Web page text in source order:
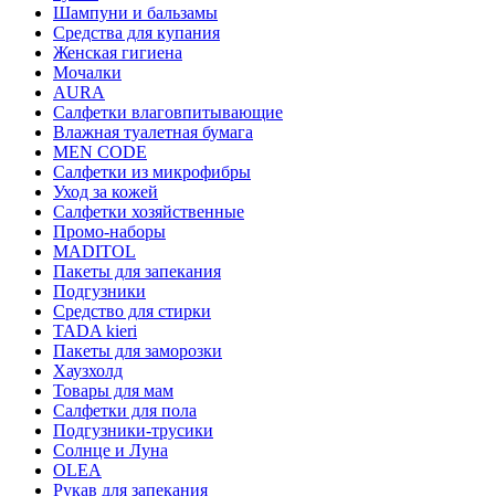
Шампуни и бальзамы
Средства для купания
Женская гигиена
Мочалки
AURA
Салфетки влаговпитывающие
Влажная туалетная бумага
MEN CODE
Салфетки из микрофибры
Уход за кожей
Салфетки хозяйственные
Промо-наборы
MADITOL
Пакеты для запекания
Подгузники
Средство для стирки
TADA kieri
Пакеты для заморозки
Хаузхолд
Товары для мам
Салфетки для пола
Подгузники-трусики
Солнце и Луна
OLEA
Рукав для запекания